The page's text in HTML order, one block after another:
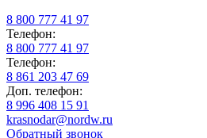
8 800 777 41 97
Телефон:
8 800 777 41 97
Телефон:
8 861 203 47 69
Доп. телефон:
8 996 408 15 91
krasnodar@nordw.ru
Обратный звонок